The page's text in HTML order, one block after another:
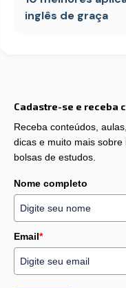
inglês de graça
Cadastre-se e receba
Receba conteúdos,
dicas e muito mais
bolsas de estudos.
Nome completo
Email*